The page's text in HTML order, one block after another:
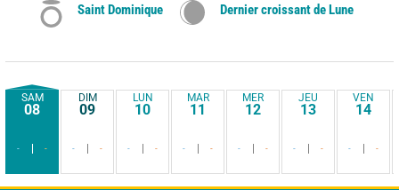
Saint Dominique
Dernier croissant de Lune
SAM
08
- -
DIM
09
- -
LUN
10
- -
MAR
11
- -
MER
12
- -
JEU
13
- -
VEN
14
- -